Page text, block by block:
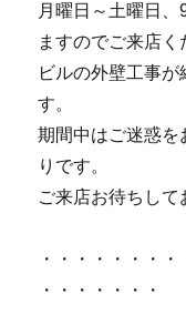
月曜日～土曜日
ますのでご来店く
ビルの外壁工事
す。
期間中はご迷惑を
りです。
ご来店お待ちして
・・・・・・・
・・・・・・・